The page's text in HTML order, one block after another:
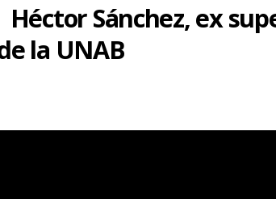
Héctor Sánchez, ex
la UNAB